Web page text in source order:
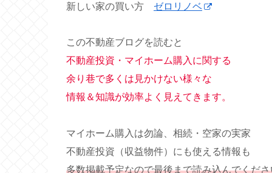
新しい家の買い方 ゼロリノベ
この不動産ブログを読むと
不動産投資・マイホーム購入に関する
余り巷で多くは見かけない様々な
情報＆知識が効率よく見えてきます。
マイホーム購入は勿論、相続・空家の実家
不動産投資（収益物件）にも使える情報も
多数掲載予定なので最後まで読み込んでくだ